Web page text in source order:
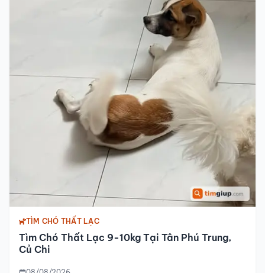
TÌM CHÓ THẤT LẠC
Tìm Chó Thất Lạc 9-10kg Tại Tân Phú Trung,
Củ Chi